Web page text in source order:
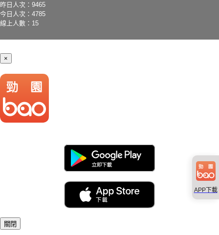
昨日人次：9465
今日人次：4785
線上人數：15
×
關閉
APP下載